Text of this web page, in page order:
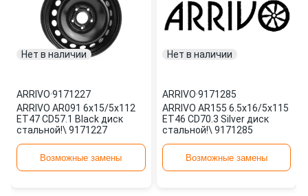
Нет в наличии
ARRIVO·9171227
ARRIVO AR091 6x15/5x112
ET47 CD57.1 Black диск
стальной!\ 9171227
Возможные замены
Нет в наличии
ARRIVO·9171285
ARRIVO AR155 6.5x16/5x115
ET46 CD70.3 Silver диск
стальной!\ 9171285
Возможные замены